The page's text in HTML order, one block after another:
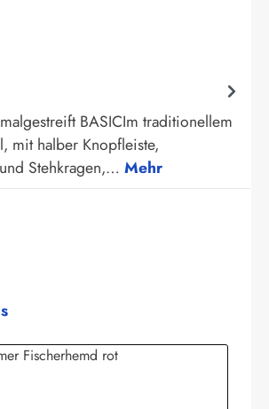
BASICIm traditionellem
mit halber Knopfleiste,
Stehkragen,… Mehr